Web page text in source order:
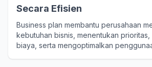
Secara Efisien
Business plan membantu perusahaan
kebutuhan bisnis, menentukan
biaya, serta mengoptimalkan